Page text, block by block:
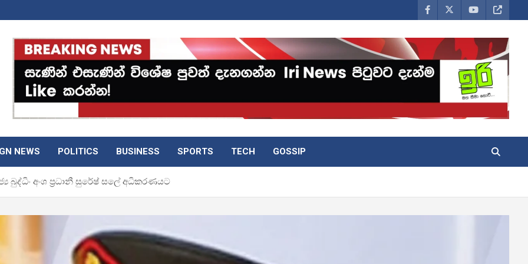
NEWS POLITICS BUSINESS SPORTS TECH GOSSIP
බුද්ධිං අංශ ප්‍රධානී සුරේෂ් සලේ අධිකරණයට